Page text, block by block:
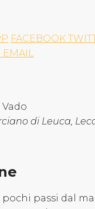
FACEBOOK
EMAIL
di Leuca,
pochi passi dal